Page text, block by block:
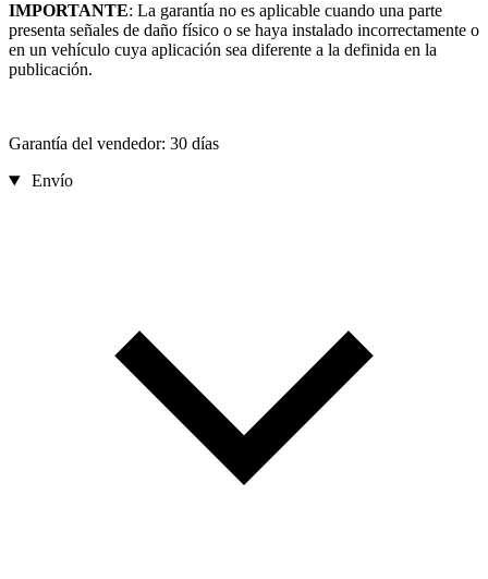
IMPORTANTE: La garantía no es aplicable cuando una parte
presenta señales de daño físico o se haya instalado incorrectamente o
en un vehículo cuya aplicación sea diferente a la definida en la
publicación.
Garantía del vendedor: 30 días
Envío